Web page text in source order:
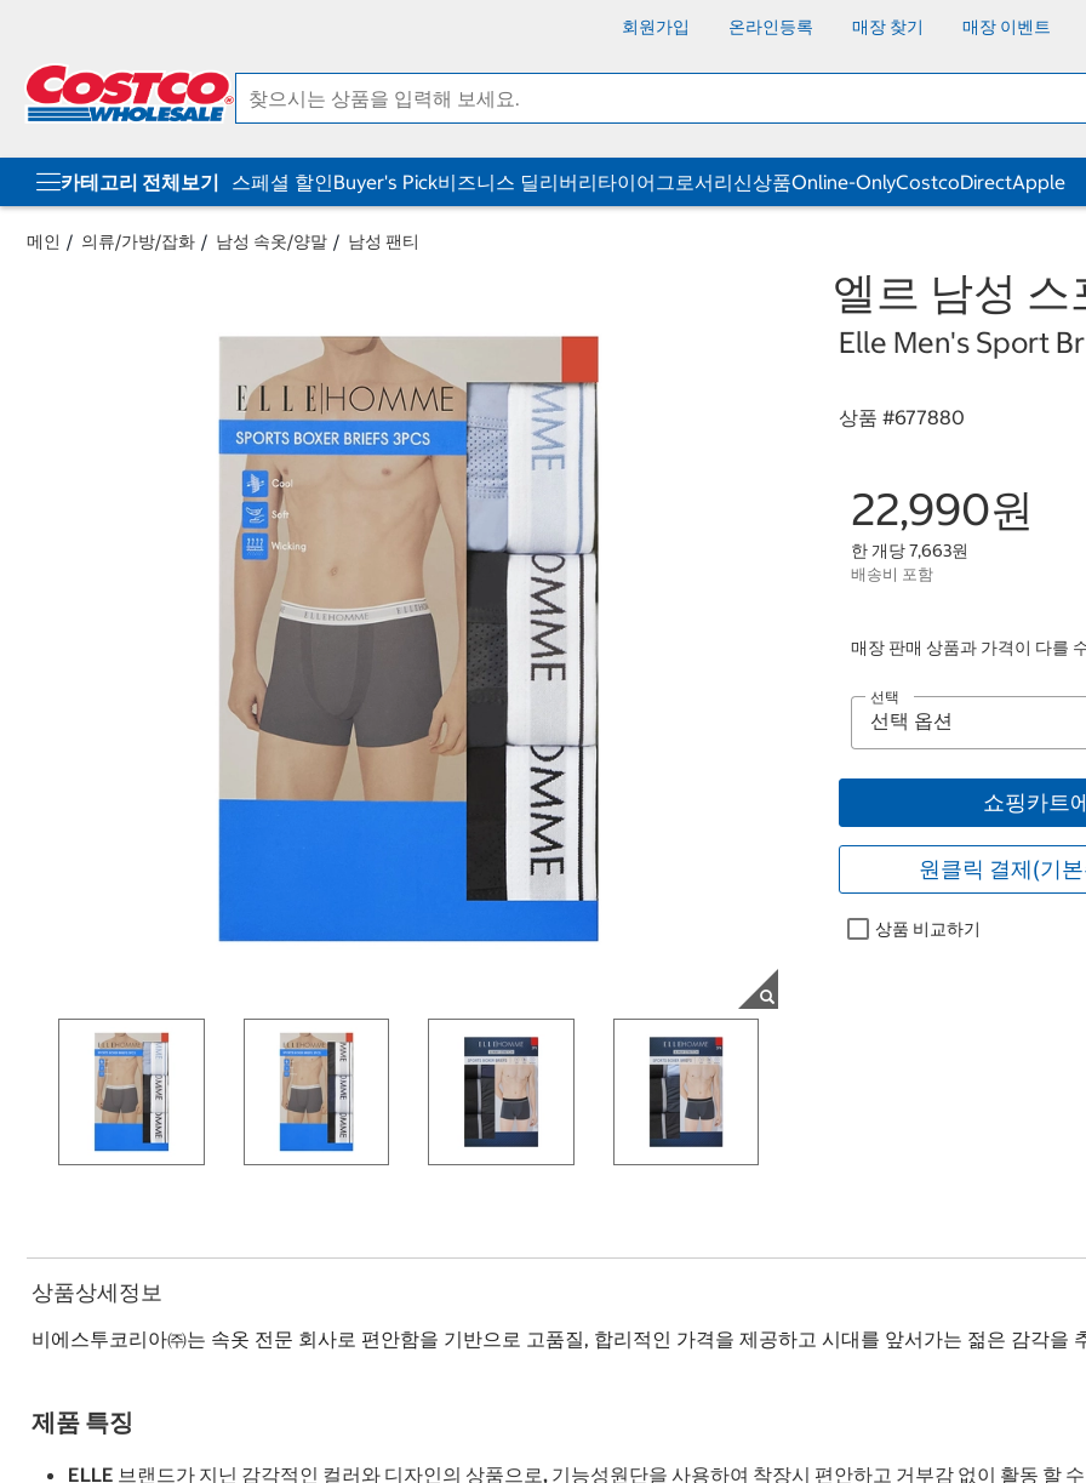
회원가입 온라인등록 매장 찾기 매장 이벤트
카테고리 전체보기 스페셜 할인Buyer's Pick비즈니스 딜리버리타이어그로서리신상품Online-OnlyCostcoDirectApple
메인 의류/가방/잡화 남성 속옷/양말 남성 팬티
엘르 남성
Elle Men's Sport
상품 #677880
22,990원
한 개당 7,663원
배송비 포함
매장 판매 상품과 가격이 다를
선택
쇼핑카트
원클릭 결제(기
상품 비교하기
상품상세정보
비에스투코리아㈜는 속옷 전문 회사로 편안함을 기반으로 고품질, 합리적인 가격을 제공하고 시대를 앞서가는 젊은 감각을
제품 특징
ELLE 브랜드가 지닌 감각적인 컬러와 디자인의 상품으로, 기능성원단을 사용하여 착장시 편안하고 거부감 없이 활동 할